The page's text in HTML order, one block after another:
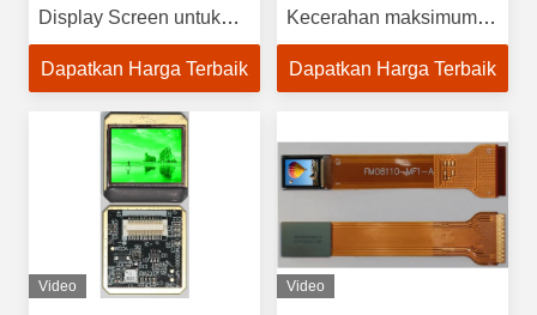
Display Screen untuk
kebutuhan Anda
Dapatkan Harga Terbaik
Kecerahan maksimum
3000 Cd/m2 Tampilan
Resolusi Tinggi
Dapatkan Harga Terbaik
Video Video